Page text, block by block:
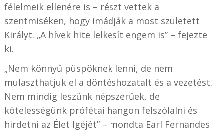
félelmeik ellenére is – részt vettek a
szentmiséken, hogy imádják a most született
Királyt. „A hívek hite lelkesít engem is” – fejezte
ki.
„Nem könnyű püspöknek lenni, de nem
mulaszthatjuk el a döntéshozatalt és a vezetést.
Nem mindig leszünk népszerűek, de
kötelességünk prófétai hangon felszólalni és
hirdetni az Élet Igéjét” – mondta Earl Fernandes